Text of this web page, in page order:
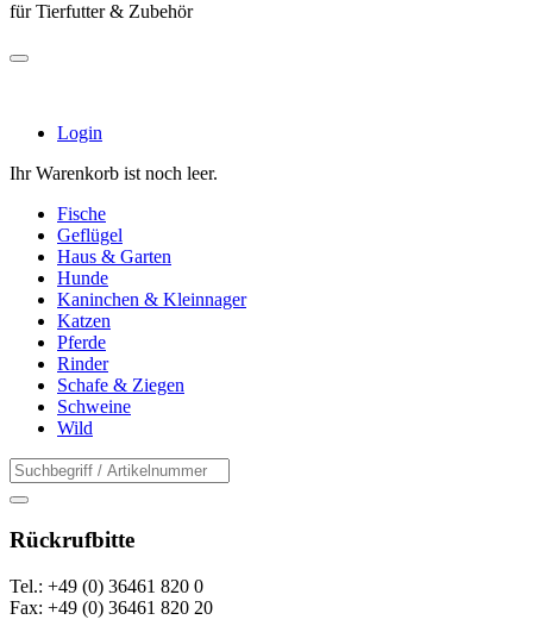
für Tierfutter & Zubehör
Login
Ihr Warenkorb ist noch leer.
Fische
Geflügel
Haus & Garten
Hunde
Kaninchen & Kleinnager
Katzen
Pferde
Rinder
Schafe & Ziegen
Schweine
Wild
Rückrufbitte
Tel.: +49 (0) 36461 820 0
Fax: +49 (0) 36461 820 20